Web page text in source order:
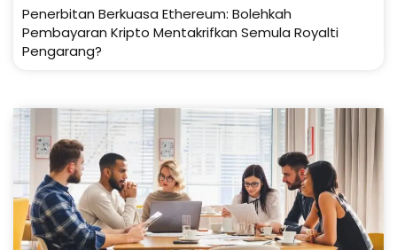
Penerbitan Berkuasa Ethereum: Bolehkah
Pembayaran Kripto Mentakrifkan Semula Royalti
Pengarang?